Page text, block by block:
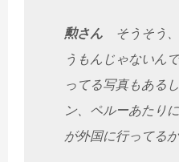
勲さん そうそう
うもんじゃないん
ってる写真もある
ン、ペルーあたり
が外国に行ってる